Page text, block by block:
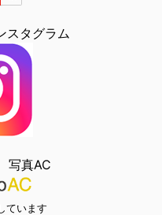
スタグラム
写真AC
ています